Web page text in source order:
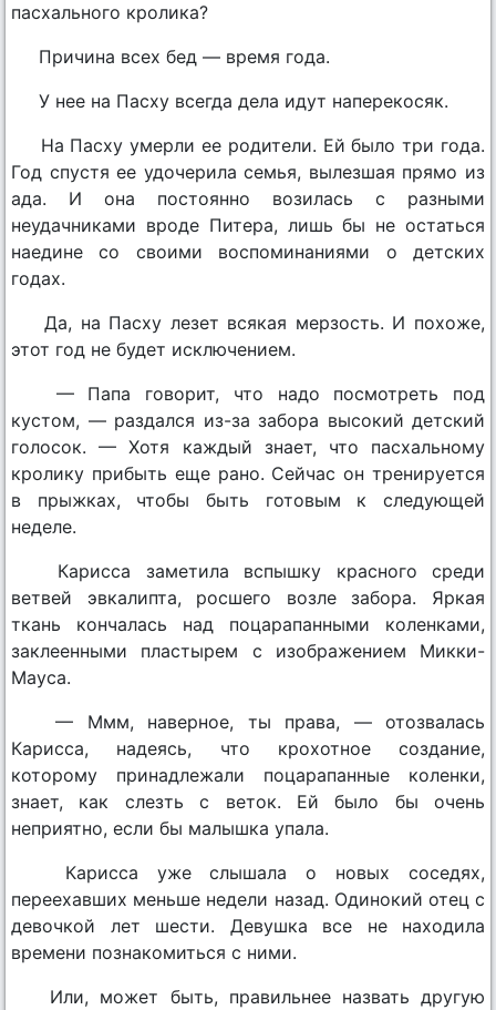
пасхального кролика?
Причина всех бед — время года.
У нее на Пасху всегда дела идут наперекосяк.
На Пасху умерли ее родители. Ей было три года.
Год спустя ее удочерила семья, вылезшая прямо из
ада. И она постоянно возилась с разными
неудачниками вроде Питера, лишь бы не остаться
наедине со своими воспоминаниями о детских
годах.
Да, на Пасху лезет всякая мерзость. И похоже,
этот год не будет исключением.
— Папа говорит, что надо посмотреть под
кустом, — раздался из-за забора высокий детский
голосок. — Хотя каждый знает, что пасхальному
кролику прибыть еще рано. Сейчас он тренируется
в прыжках, чтобы быть готовым к следующей
неделе.
Кариcса заметила вспышку красного среди
ветвей эвкалипта, росшего возле забора. Яркая
ткань кончалась над поцарапанными коленками,
заклеенными пластырем с изображением Микки-
Мауса.
— Ммм, наверное, ты права, — отозвалась
Кариcса, надеясь, что крохотное создание,
которому принадлежали поцарапанные коленки,
знает, как слезть с веток. Ей было бы очень
неприятно, если бы малышка упала.
Кариcса уже слышала о новых соседях,
переехавших меньше недели назад. Одинокий отец с
девочкой лет шести. Девушка все не находила
времени познакомиться с ними.
Или, может быть, правильнее назвать другую